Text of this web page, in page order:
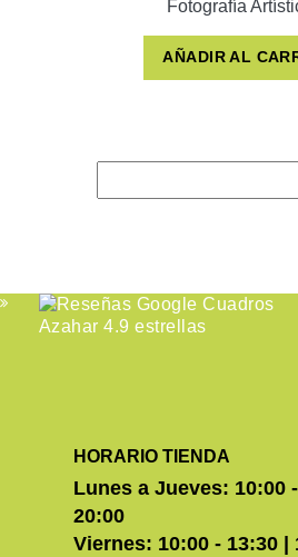
Fotografía
AÑADIR AL
HORARIO TIENDA
Lunes a Jueves: 10:00
20:00
Viernes: 10:00 - 13:30 |